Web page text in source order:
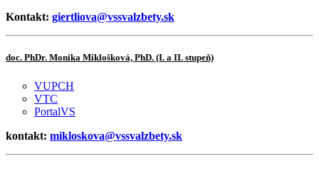
Kontakt: giertliova@vssvalzbety.sk
doc. PhDr. Monika Miklošková, PhD. (I. a II. stupeň)
VUPCH
VTC
PortalVS
kontakt: mikloskova@vssvalzbety.sk